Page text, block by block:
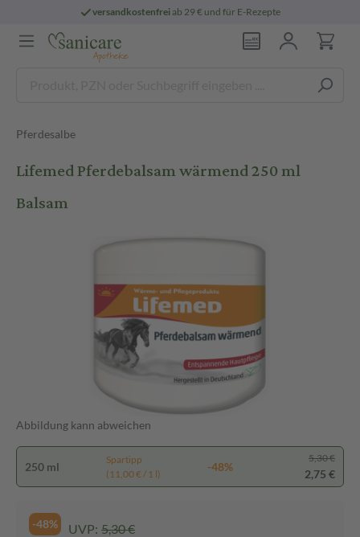
versandkostenfreiab 29 € und für E-Rezepte
Pferdesalbe
Lifemed Pferdebalsam wärmend 250 ml
Balsam
Abbildung kann abweichen
250 ml
Spartipp
(11,00 € / 1 l)
-48%
5,30 €
2,75 €
-48% UVP: 5,30 €